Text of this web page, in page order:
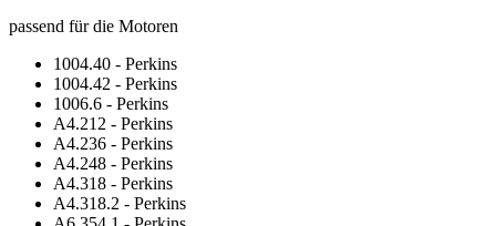
passend für die Motoren
1004.40 - Perkins
1004.42 - Perkins
1006.6 - Perkins
A4.212 - Perkins
A4.236 - Perkins
A4.248 - Perkins
A4.318 - Perkins
A4.318.2 - Perkins